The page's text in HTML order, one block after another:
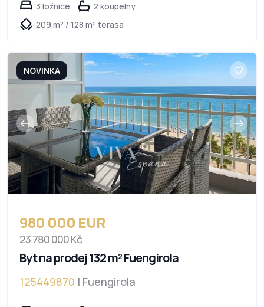
3 ložnice
2 koupelny
209 m² / 128 m² terasa
NOVINKA
980 000 EUR
23 780 000 Kč
Byt na prodej 132 m² Fuengirola
125449870 | Fuengirola